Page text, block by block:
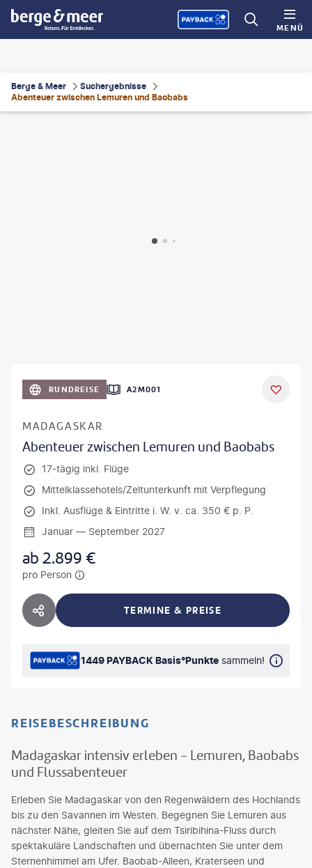
MENÜ
Berge & Meer
Suchergebnisse
Abenteuer zwischen Lemuren und Baobabs
RUNDREISE A2M001
MADAGASKAR
Abenteuer zwischen Lemuren und Baobabs
17-tägig inkl. Flüge
Mittelklassehotels/Zeltunterkunft mit Verpflegung
Inkl. Ausflüge & Eintritte i. W. v. ca. 350 € p. P.
Januar — September 2027
ab2.899 €
pro Person
HOTEL TEILEN TERMINE & PREISE
1449 PAYBACK Basis°Punkte sammeln!
REISEBESCHREIBUNG
Madagaskar intensiv erleben - Lemuren, Baobabs
und Flussabenteuer
Erleben Sie Madagaskar von den Regenwäldern des Hochlands
bis zu den Savannen im Westen. Begegnen Sie Lemuren aus
nächster Nähe, gleiten Sie auf dem Tsiribihina-Fluss durch
spektakuläre Landschaften und übernachten Sie unter dem
Sternenhimmel am Ufer. Baobab-Alleen, Kraterseen und